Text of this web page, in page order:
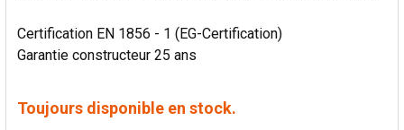
Certification EN 1856 - 1 (EG-Certification)
Garantie constructeur 25 ans
Toujours disponible en stock.